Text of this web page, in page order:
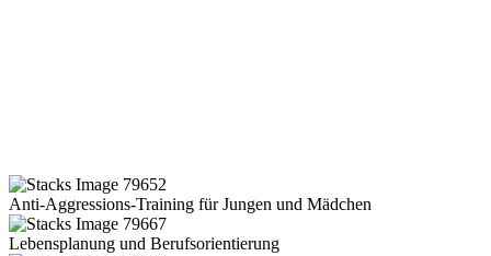
Anti-Aggressions-Training für Jungen und Mädchen
Lebensplanung und Berufsorientierung